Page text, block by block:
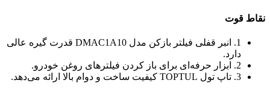
نقاط قوت
1. انبر قفلی فیلتر بازکن مدل DMAC1A10 قدرت گیره عالی
دارد.
2. ابزار حرفه‌ای برای باز کردن فیلترهای روغن خودرو.
3. تاپ تول TOPTUL کیفیت ساخت و دوام بالا ارائه می‌دهد.